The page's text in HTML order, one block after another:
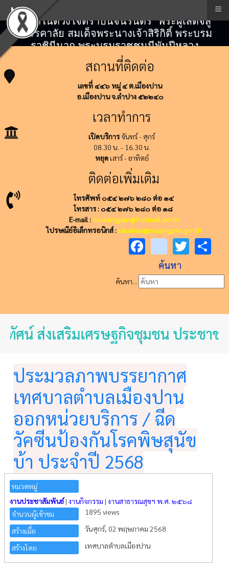
"สถิตในดวงใจตราบนิจนิรันดร์" พระผู้เสด็จสู่
สวรรคาลัย สมเด็จพระนางเจ้าสิริกิติ์ พระบรม
ราชินีนาถ พระบรมราชชนนีพันปีหลวง
สถานที่ติดต่อ
เลขที่ ๔๔๖ หมู่ ๔ ต.เมืองปาน
อ.เมืองปาน จ.ลำปาง ๕๒๒๔๐
เวลาทำการ
เปิดบริการจันทร์ - ศุกร์
08.30 น. - 16.30 น.
หยุดเสาร์ - อาทิตย์
ติดต่อเพิ่มเติม
โทรศัพท์ ๐๕๔ ๒๗๖ ๒๘๐ ต่อ ๑๔
โทรสาร : ๐๕๔ ๒๗๖ ๒๘๐ ต่อ ๑๘
E-mail :mueangpan@hotmail.co.th
ไปรษณีย์อิเล็กทรอนิกส์ : saraban@muangpan.go.th
Facebook
youtube
ค้นหา
ค้นหา...
น์ ส่งเสริมเศรษฐกิจชุมชน ประชาชน
ประมวลภาพบรรยากาศ
เทศบาลตำบลเมืองปาน
ออกหน่วยบริการ / ฉีด
วัคซีนป้องกันโรคพิษสุนัข
บ้า ประจำปี 2568
หมวดหมู่
งานประชาสัมพันธ์| งานกิจกรรม | งานสาธารณสุขฯ พ.ศ. ๒๕๖๘
จำนวนผู้เข้าชม
1895 views
สร้างเมื่อ วันศุกร์, 02 พฤษภาคม 2568
สร้างโดย เทศบาลตำบลเมืองปาน
Menu ≡